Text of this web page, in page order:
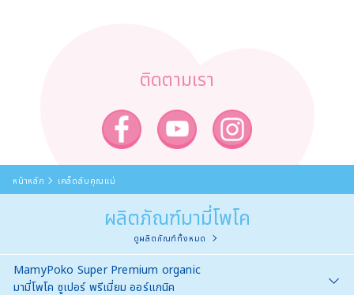
ติดตามเรา
หน้าหลัก เคล็ดลับคุณแม่
ผลิตภัณฑ์มามี่โพโค
ดูผลิตภัณฑ์ทั้งหมด
MamyPoko Super Premium organic
มามี่โพโค ซูเปอร์ พรีเมี่ยม ออร์แกนิค